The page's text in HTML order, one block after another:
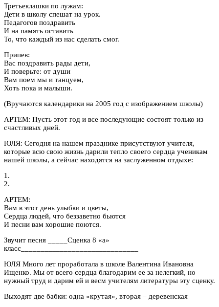
Третьеклашки по лужам:
Дети в школу спешат на урок.
Педагогов поздравить
И на память оставить
То, что каждый из нас сделать смог.
Припев:
Вас поздравить рады дети,
И поверьте: от души
Вам поем мы и танцуем,
Хоть пока и малыши.
(Вручаются календарики на 2005 год с изображением школы)
АРТЕМ: Пусть этот год и все последующие состоят только из
счастливых дней.
ЮЛЯ: Сегодня на нашем празднике присутствуют учителя,
которые всю свою жизнь дарили тепло своего сердца ученикам
нашей школы, а сейчас находятся на заслуженном отдыхе:
1.
2.
АРТЕМ:
Вам в этот день улыбки и цветы,
Сердца людей, что беззаветно бьются
И песни вам хорошие поются.
Звучит песня _____Сценка 8 «а»
класс______________________________
ЮЛЯ Много лет проработала в школе Валентина Ивановна
Ищенко. Мы от всего сердца благодарим ее за нелегкий, но
нужный труд и дарим ей и весм учителям литературы эту сценку.
Выходят две бабки: одна «крутая», вторая – деревенская